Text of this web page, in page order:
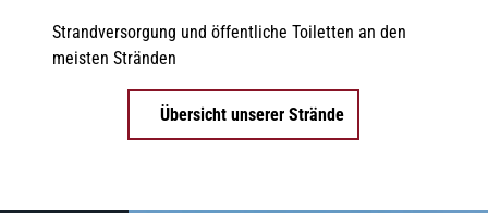
Strandversorgung und öffentliche Toiletten an den
meisten Stränden
Übersicht unserer Strände